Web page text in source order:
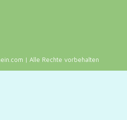
| Alle Rechte vorbehalten